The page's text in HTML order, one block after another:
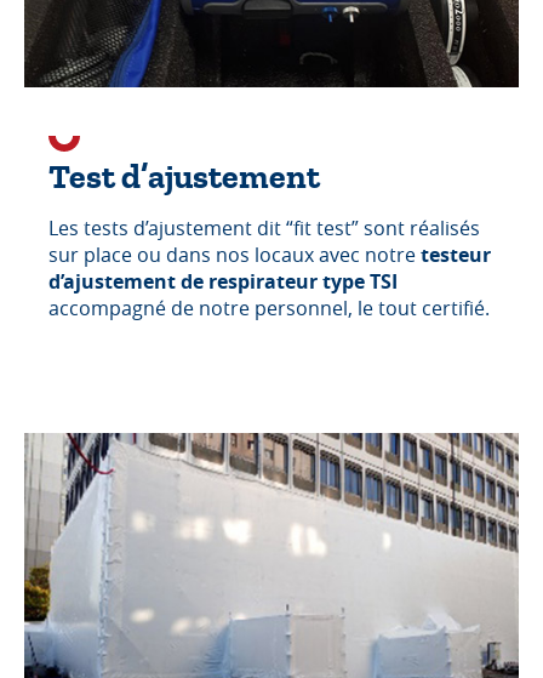
Test d’ajustement
Les tests d’ajustement dit “fit test” sont réalisés
sur place ou dans nos locaux avec notretesteur
d’ajustement de respirateur type TSI
accompagné de notre personnel, le tout certifié.